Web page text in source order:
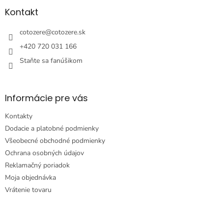
äKontakt
cotozere@cotozere.sk
+420 720 031 166
Staňte sa fanúšikom
Informácie pre vás
Kontakty
Dodacie a platobné podmienky
Všeobecné obchodné podmienky
Ochrana osobných údajov
Reklamačný poriadok
Moja objednávka
Vrátenie tovaru